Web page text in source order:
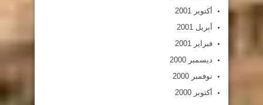
أكتوبر 2001
أبريل 2001
فبراير 2001
ديسمبر 2000
نوفمبر 2000
أكتوبر 2000